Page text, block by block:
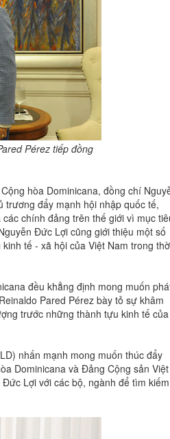
Pérez tiếp đồng
hòa Dominicana, đồng chí
đẩy mạnh hội nhập quốc tế,
chính đảng trên thế giới vì mục
Đức Lợi cũng giới thiệu một số
tế - xã hội của Việt Nam trong
đều khẳng định mong muốn
Pared Pérez bày tỏ sự khâm
trước những thành tựu kinh tế của
nhấn mạnh mong muốn thúc đẩy
Dominicana và Đảng Cộng sản Việt
Lợi với các bộ, ngành để tìm kiếm